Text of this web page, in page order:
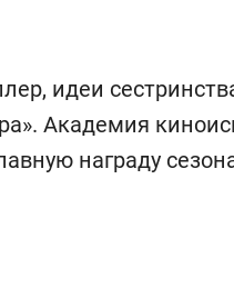
идеи
Академия
награду